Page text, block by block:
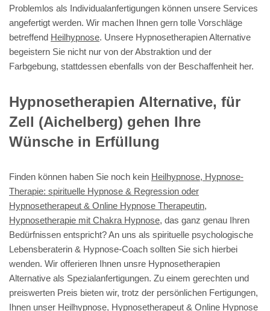
Problemlos als Individualanfertigungen können unsere Services
angefertigt werden. Wir machen Ihnen gern tolle Vorschläge
betreffend Heilhypnose. Unsere Hypnosetherapien Alternative
begeistern Sie nicht nur von der Abstraktion und der
Farbgebung, stattdessen ebenfalls von der Beschaffenheit her.
Hypnosetherapien Alternative, für
Zell (Aichelberg) gehen Ihre
Wünsche in Erfüllung
Finden können haben Sie noch kein Heilhypnose, Hypnose-
Therapie: spirituelle Hypnose & Regression oder
Hypnosetherapeut & Online Hypnose Therapeutin,
Hypnosetherapie mit Chakra Hypnose, das ganz genau Ihren
Bedürfnissen entspricht? An uns als spirituelle psychologische
Lebensberaterin & Hypnose-Coach sollten Sie sich hierbei
wenden. Wir offerieren Ihnen unsre Hypnosetherapien
Alternative als Spezialanfertigungen. Zu einem gerechten und
preiswerten Preis bieten wir, trotz der persönlichen Fertigungen,
Ihnen unser Heilhypnose, Hypnosetherapeut & Online Hypnose